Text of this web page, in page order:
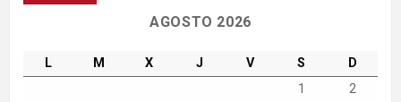
AGOSTO 2026
L M X J V S
D
1
2